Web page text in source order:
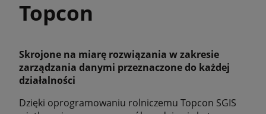
Topcon
Skrojone na miarę rozwiązania w zakresie
zarządzania danymi przeznaczone do każdej
działalności
Dzięki oprogramowaniu rolniczemu Topcon SGIS